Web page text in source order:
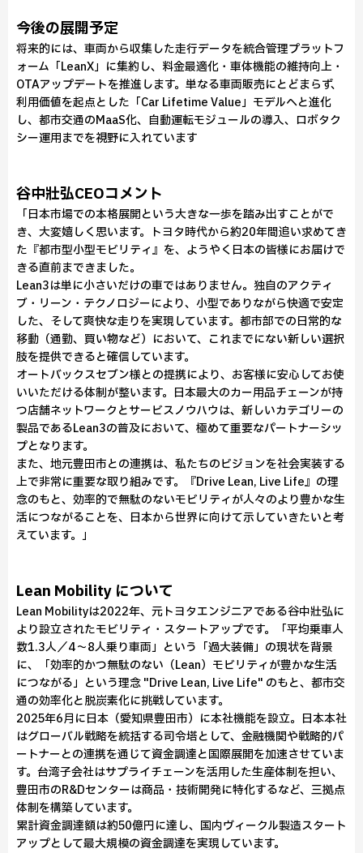
今後の展開予定
将来的には、車両から収集した走行データを統合管理プラットフ
ォーム「LeanX」に集約し、料金最適化・車体機能の維持向上・
OTAアップデートを推進します。単なる車両販売にとどまらず、
利用価値を起点とした「Car Lifetime Value」モデルへと進化
し、都市交通のMaaS化、自動運転モジュールの導入、ロボタク
シー運用までを視野に入れています
谷中壯弘CEOコメント
「日本市場での本格展開という大きな一歩を踏み出すことがで
き、大変嬉しく思います。トヨタ時代から約20年間追い求めてき
た『都市型小型モビリティ』を、ようやく日本の皆様にお届けで
きる直前まできました。
Lean3は単に小さいだけの車ではありません。独自のアクティ
ブ・リーン・テクノロジーにより、小型でありながら快適で安定
した、そして爽快な走りを実現しています。都市部での日常的な
移動（通勤、買い物など）において、これまでにない新しい選択
肢を提供できると確信しています。
オートバックスセブン様との提携により、お客様に安心してお使
いいただける体制が整います。日本最大のカー用品チェーンが持
つ店舗ネットワークとサービスノウハウは、新しいカテゴリーの
製品であるLean3の普及において、極めて重要なパートナーシッ
プとなります。
また、地元豊田市との連携は、私たちのビジョンを社会実装する
上で非常に重要な取り組みです。『Drive Lean, Live Life』の理
念のもと、効率的で無駄のないモビリティが人々のより豊かな生
活につながることを、日本から世界に向けて示していきたいと考
えています。」
Lean Mobility について
Lean Mobilityは2022年、元トヨタエンジニアである谷中壯弘に
より設立されたモビリティ・スタートアップです。「平均乗車人
数1.3人／4〜8人乗り車両」という「過大装備」の現状を背景
に、「効率的かつ無駄のない（Lean）モビリティが豊かな生活
につながる」という理念 "Drive Lean, Live Life" のもと、都市交
通の効率化と脱炭素化に挑戦しています。
2025年6月に日本（愛知県豊田市）に本社機能を設立。日本本社
はグローバル戦略を統括する司令塔として、金融機関や戦略的パ
ートナーとの連携を通じて資金調達と国際展開を加速させていま
す。台湾子会社はサプライチェーンを活用した生産体制を担い、
豊田市のR&Dセンターは商品・技術開発に特化するなど、三拠点
体制を構築しています。
累計資金調達額は約50億円に達し、国内ヴィークル製造スタート
アップとして最大規模の資金調達を実現しています。